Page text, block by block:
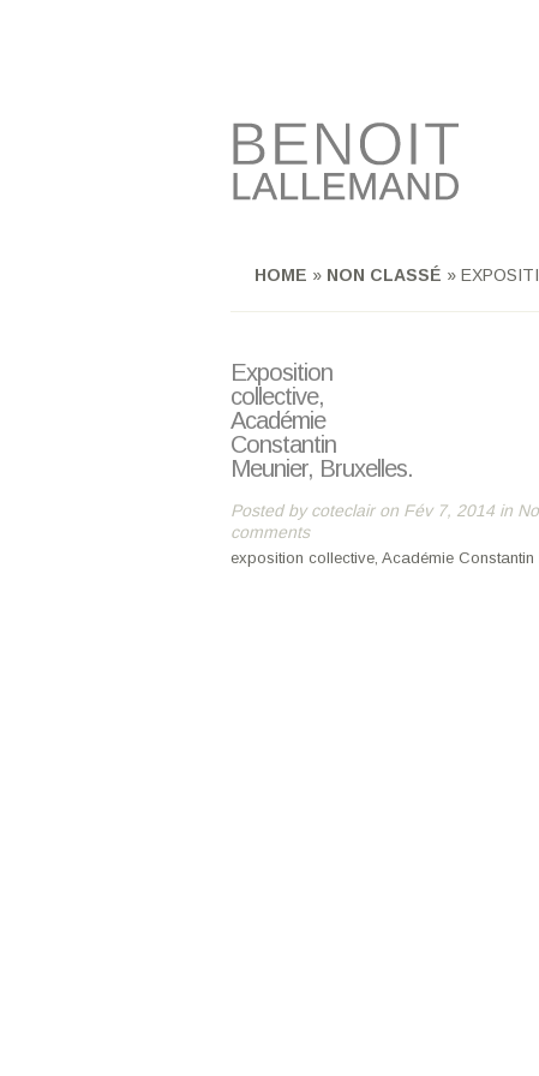
HOME » NON CLASSÉ »
Exposition
collective,
Académie
Constantin
Meunier, Bruxelles.
Posted by coteclairon Fév 7, 2014 in
comments
exposition collective, Académie Constantin